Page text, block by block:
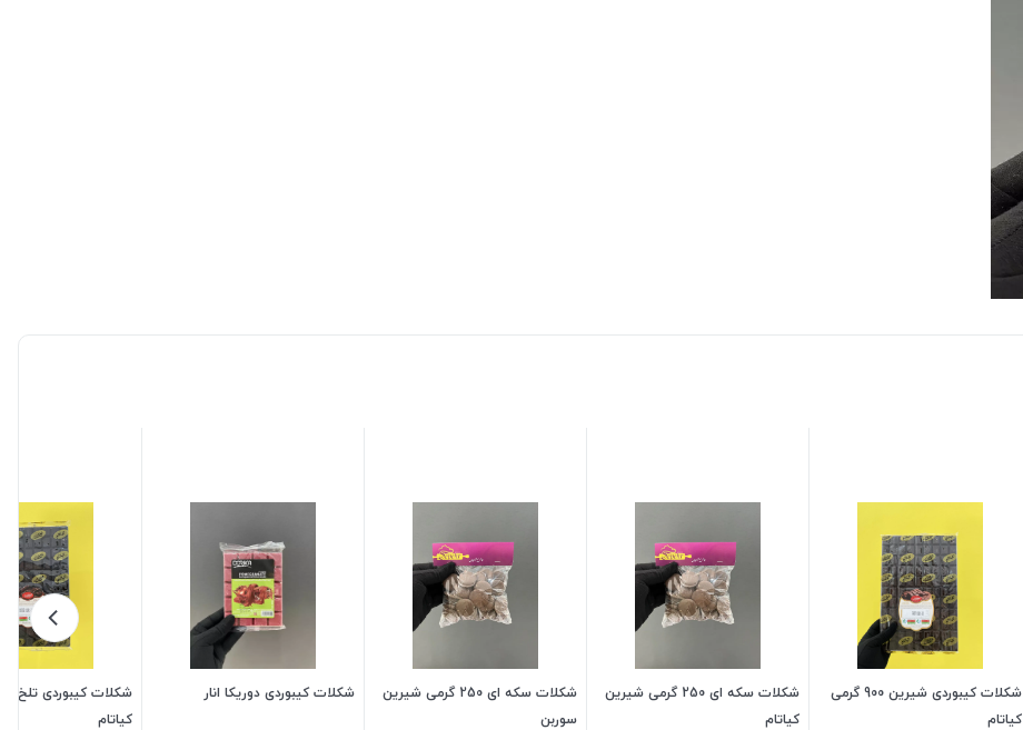
شکلات کیبوردی شیرین 900 گرمی
کیاتام
شکلات سکه ای 250 گرمی شیرین
کیاتام
شکلات سکه ای 250 گرمی شیرین
سوربن
شکلات کیبوردی دوریکا انار
کیاتام